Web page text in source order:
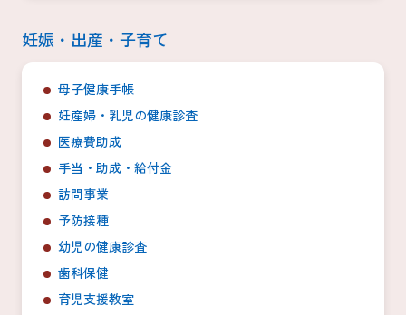
妊娠・出産・子育て
母子健康手帳
妊産婦・乳児の健康診査
医療費助成
手当・助成・給付金
訪問事業
予防接種
幼児の健康診査
歯科保健
育児支援教室